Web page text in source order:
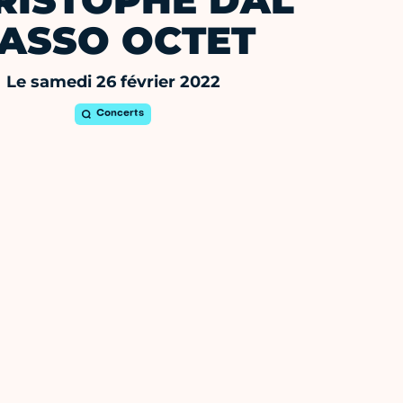
OCTET
Le samedi 26 février 2022
Concerts